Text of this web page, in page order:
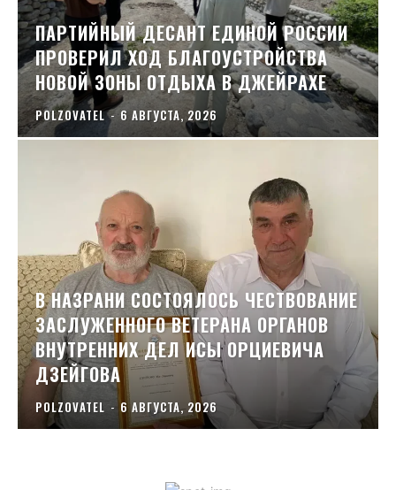
ПАРТИЙНЫЙ ДЕСАНТ ЕДИНОЙ РОССИИ
ПРОВЕРИЛ ХОД БЛАГОУСТРОЙСТВА
НОВОЙ ЗОНЫ ОТДЫХА В ДЖЕЙРАХЕ
POLZOVATEL - 6 АВГУСТА, 2026
В НАЗРАНИ СОСТОЯЛОСЬ ЧЕСТВОВАНИЕ
ЗАСЛУЖЕННОГО ВЕТЕРАНА ОРГАНОВ
ВНУТРЕННИХ ДЕЛ ИСЫ ОРЦИЕВИЧА
ДЗЕЙГОВА
POLZOVATEL - 6 АВГУСТА, 2026